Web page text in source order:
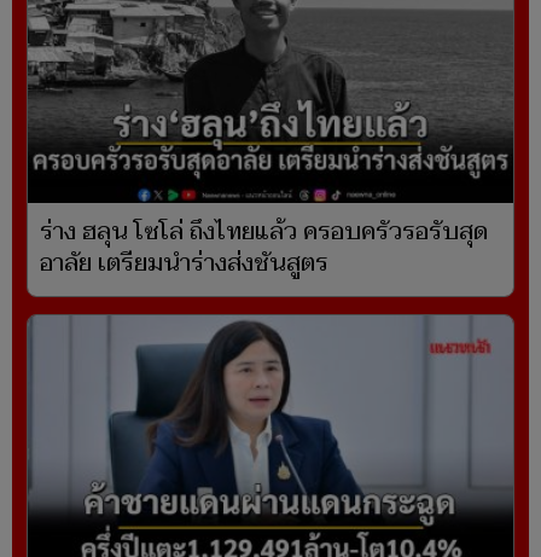
ร่าง ฮลุน โซโล่ ถึงไทยแล้ว ครอบครัวรอรับสุด
อาลัย เตรียมนำร่างส่งชันสูตร